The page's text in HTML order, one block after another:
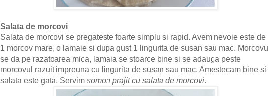
Salata de morcovi
Salata de morcovi se pregateste foarte simplu si rapid. Avem nevoie este de
1 morcov mare, o lamaie si dupa gust 1 lingurita de susan sau mac. Morcovul
se da pe razatoarea mica, lamaia se stoarce bine si se adauga peste
morcovul razuit impreuna cu lingurita de susan sau mac. Amestecam bine si
salata este gata. Servim somon prajit cu salata de morcovi.